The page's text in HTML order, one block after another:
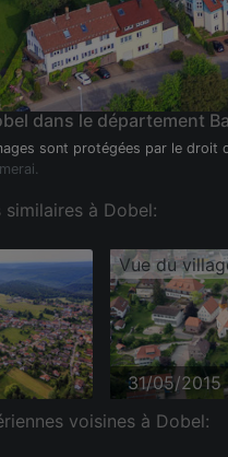
dans le département
sont protégées par le droit
similaires à Dobel:
Vue du
31/05/2015
voisines à Dobel: